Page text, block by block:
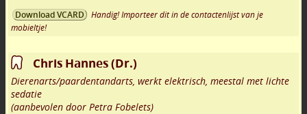
Download VCARD
Handig! Importeer dit in de contactenlijst van je
mobieltje!
Chris Hannes (Dr.)
Dierenarts/paardentandarts, werkt elektrisch, meestal met lichte
sedatie
(aanbevolen door Petra Fobelets)